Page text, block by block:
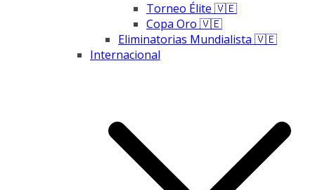
Torneo Élite 🇻🇪
Copa Oro 🇻🇪
Eliminatorias Mundialista 🇻🇪
Internacional